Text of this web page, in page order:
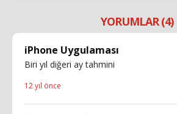
YORUMLAR (4)
iPhone Uygulaması
Biri yıl diğeri ay tahmini
12 yıl önce